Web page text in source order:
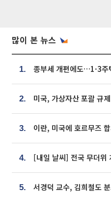
많이 본 뉴스
1.
2.
3.
4.
5.